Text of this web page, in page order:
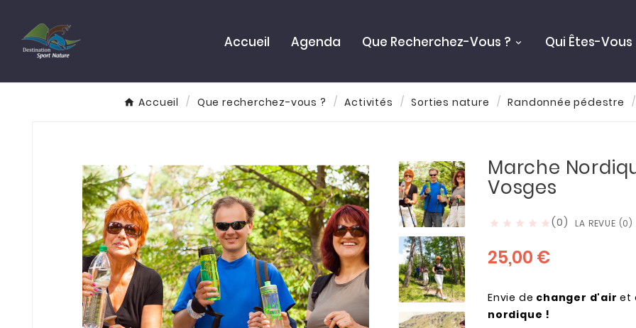
Accueil Agenda Que Recherchez-Vous ? Qui Êtes-Vous
Accueil Que recherchez-vous ? Activités Sorties nature Randonnée pédestre
Marche
Vosges
     (0) LA REVUE (0)
25,00 €
Envie de changer d'air et
nordique !